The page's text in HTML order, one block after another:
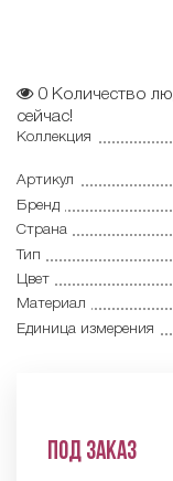
0 Количество
сейчас!
Коллекция
Артикул
Бренд
Страна
Тип
Цвет
Материал
Единица измерения
Под заказ